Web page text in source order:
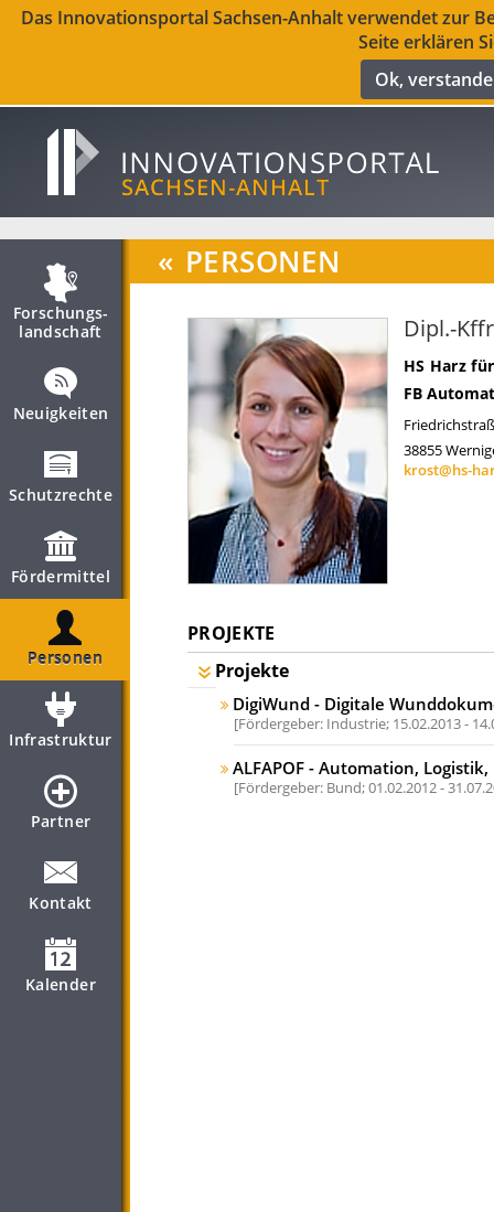
Das Innovationsportal Sachsen-Anhalt verwendet zur
Seite erklären
Ok,
Forschungs­
landschaft
Neuigkeiten
Schutzrechte
Fördermittel
Personen
Infrastruktur
Partner
Kontakt
Kalender
« PERSONEN
Dipl.-
HS Harz
FB
38855
krost@hs-
PROJEKTE
Projekte
DigiWund - Digitale
Fördergeber: Industrie; 15.02.2013 -
ALFAPOF - Automation,
Fördergeber: Bund;01.02.2012 -